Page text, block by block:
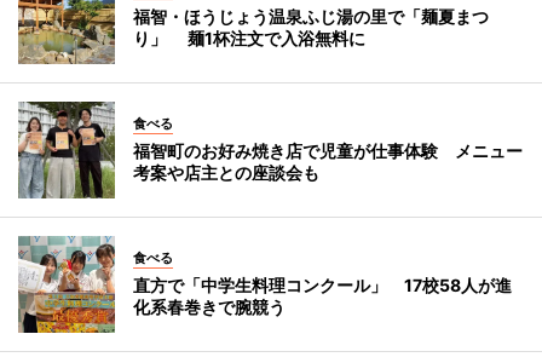
福智・ほうじょう温泉ふじ湯の里で「麺夏まつ
り」 麺1杯注文で入浴無料に
食べる
福智町のお好み焼き店で児童が仕事体験 メニュー
考案や店主との座談会も
食べる
直方で「中学生料理コンクール」 17校58人が進
化系春巻きで腕競う